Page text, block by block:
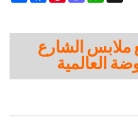
ملابس الشارع
العالمية